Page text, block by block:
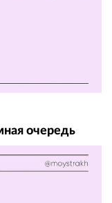
очередь